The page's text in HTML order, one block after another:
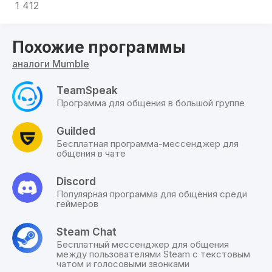
пользователю необходимо создать учетную
данном этапе лучше проверить громкость и
качество звука (для этого используются как
наушники, так и штатные динамики с
выносным микрофоном).
После этого нужно подключиться к серверу
Mumble: ввести адрес сервера в
соответствующее поле. Для интеграции
необходимо кликнуть по клавише
ввести пароль (если сервер защищен им).
Управлять программой, проводить настройки
веб-меню. Оно не занимает много места на
экране. Поэтому производить операции можно
непосредственно во время игры.
1 412
Похожие программы
аналоги Mumble
TeamSpeak
Программа для общения в большой группе
Guilded
Бесплатная программа-мессенджер для
общения в чате
Discord
Популярная программа для общения среди
геймеров
Steam Chat
Бесплатный мессенджер для общения
между пользователями Steam с текстовым
чатом и голосовыми звонками